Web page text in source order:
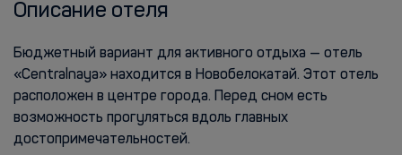
Описание отеля
Бюджетный вариант для активного отдыха — отель
«Centralnaya» находится в Новобелокатай. Этот отель
расположен в центре города. Перед сном есть
возможность прогуляться вдоль главных
достопримечательностей.